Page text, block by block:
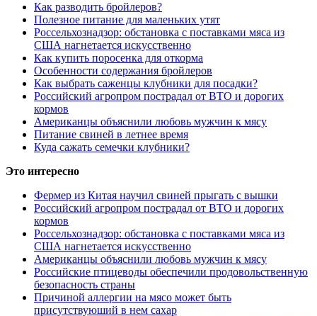
Как разводить бройлеров?
Полезное питание для маленьких утят
Россельхознадзор: обстановка с поставками мяса из
США нагнетается искусственно
Как купить поросенка для откорма
Особенности содержания бройлеров
Как выбрать саженцы клубники для посадки?
Российский агропром пострадал от ВТО и дорогих
кормов
Американцы объяснили любовь мужчин к мясу
Питание свиней в летнее время
Куда сажать семечки клубники?
Это интересно
Фермер из Китая научил свиней прыгать с вышки
Российский агропром пострадал от ВТО и дорогих
кормов
Россельхознадзор: обстановка с поставками мяса из
США нагнетается искусственно
Американцы объяснили любовь мужчин к мясу
Российские птицеводы обеспечили продовольственную
безопасность страны
Причиной аллергии на мясо может быть
присутствуюший в нем сахар